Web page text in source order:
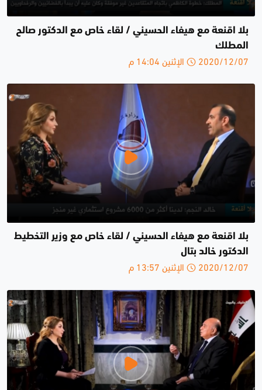
بلا اقنعة مع هيفاء الحسيني / لقاء خاص مع الدكتور صالح
المطلك
2020/12/07 الإثنين 14:04 م
بلا اقنعة مع هيفاء الحسيني / لقاء خاص مع وزير التخطيط
الدكتور خالد بتال
2020/12/07 الإثنين 13:57 م